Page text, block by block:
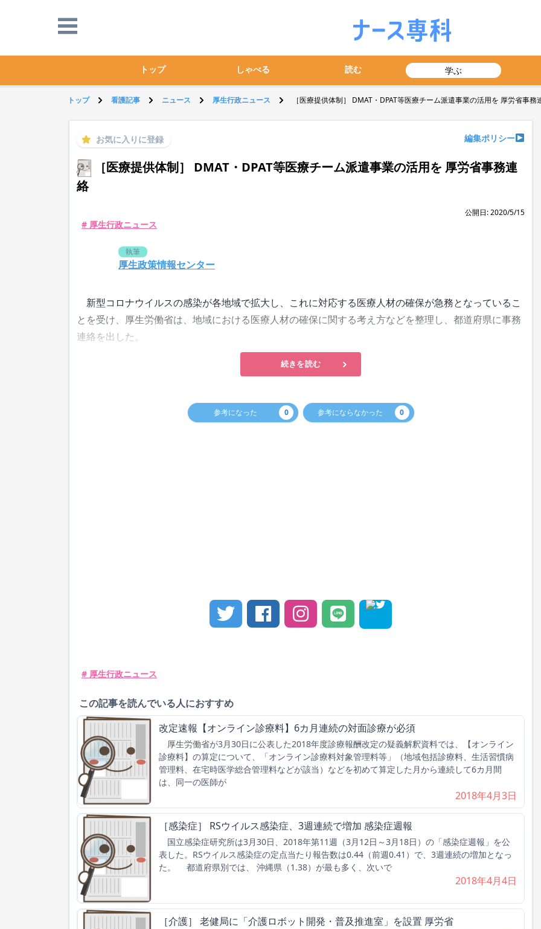
トップ しゃべる 読む 学ぶ
トップ 看護記事 ニュース 厚生行政ニュース ［医療提供体制］ DMAT・DPAT等医療チーム派遣事業の活用を 厚労省事務
お気に入りに登録 編集ポリシー
［医療提供体制］ DMAT・DPAT等医療チーム派遣事業の活用を 厚労省事務連
絡
公開日: 2020/5/15
# 厚生行政ニュース
執筆
厚生政策情報センター
新型コロナウイルスの感染が各地域で拡大し、これに対応する医療人材の確保が急務となっているこ
とを受け、厚生労働省は、地域における医療人材の確保に関する考え方などを整理し、都道府県に事務
連絡を出した。
続きを読む
参考になった 0 参考にならなかった 0
# 厚生行政ニュース
この記事を読んでいる人におすすめ
改定速報【オンライン診療料】6カ月連続の対面診療が必須
厚生労働省が3月30日に公表した2018年度診療報酬改定の疑義解釈資料では、【オンライン
診療料】の算定について、「オンライン診療料対象管理料等」（地域包括診療料、生活習慣病
管理料、在宅時医学総合管理料などが該当）などを初めて算定した月から連続して6カ月間
は、同一の医師が
2018年4月3日
［感染症］ RSウイルス感染症、3週連続で増加 感染症週報
国立感染症研究所は3月30日、2018年第11週（3月12日～3月18日）の「感染症週報」を公
表した。RSウイルス感染症の定点当たり報告数は0.44（前週0.41）で、3週連続の増加となっ
た。 都道府県別では、 沖縄県（1.38）が最も多く、次いで
2018年4月4日
［介護］ 老健局に「介護ロボット開発・普及推進室」を設置 厚労省